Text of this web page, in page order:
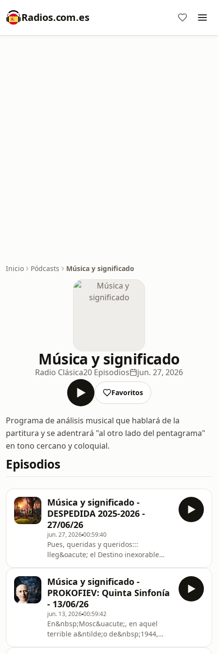
Radios.com.es
Inicio Pódcasts Música y significado
Música y significado
Radio Clásica20 Episodios jun. 27, 2026
Favoritos
Programa de análisis musical que hablará de la
partitura y se adentrará "al otro lado del pentagrama"
en tono cercano y coloquial.
Episodios
Música y significado -
DESPEDIDA 2025-2026 -
27/06/26
jun. 27, 202600:59:40
Pues, queridas y queridos:::
lleg&oacute; el Destino inexorable
dram&aacute;ticamente...&nbsp;Pero
nuestra existencia no habr&aacute;
sido en vano: hoy nos regocijamos en
las memorias que se produjeron
durante estas &iexcl;&iexcl;15
temporadas!!, y repasamos los 12
programas m&aacute;s descargados
Música y significado -
PROKOFIEV: Quinta Sinfonía
- 13/06/26
jun. 13, 202600:59:42
En&nbsp;Mosc&uacute;, en aquel
terrible a&ntilde;o de&nbsp;1944,